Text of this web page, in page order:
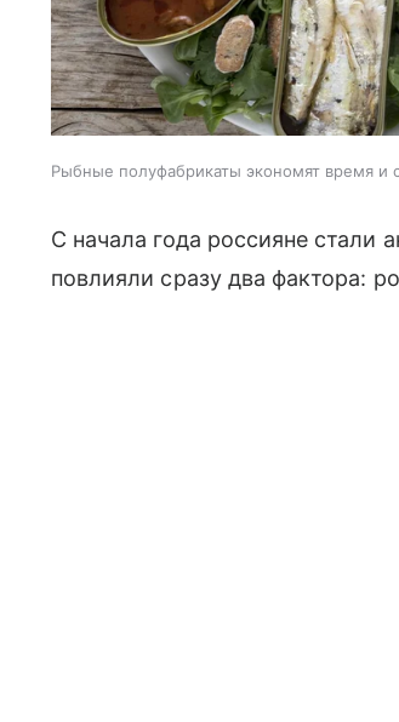
Рыбные полуфабрикаты экономят время и
С начала года россияне стали
повлияли сразу два фактора: